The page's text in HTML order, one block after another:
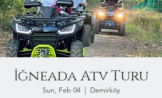
İğneada Atv Turu
Sun, Feb 04
  |
Demirköy